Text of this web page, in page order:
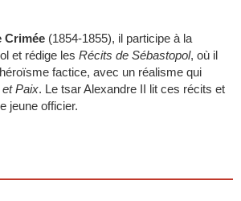
Crimée (1854-1855), il participe à la
et rédige les Récits de Sébastopol, où il
factice, avec un réalisme qui
Paix. Le tsar Alexandre II lit ces récits et
jeune officier.